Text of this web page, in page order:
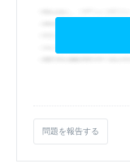
問題を報告する